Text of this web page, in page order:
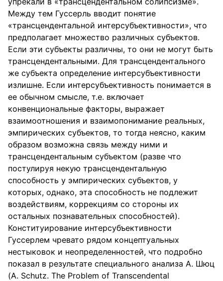
Между тем Гуссерль вводит понятие
«трансцендентальной интерсубъективности», что
предполагает множество различных субъектов.
Если эти субъекты различны, то они не могут быть
трансцендентальными. Для трансцендентального
же субъекта определение интерсубъективности
излишне. Если интерсубъективность понимается в
ее обычном смысле, т.е. включает
конвенциональные факторы, выражает
взаимоотношения и взаимопонимание реальных,
эмпирических субъектов, то тогда неясно, каким
образом возможна связь между ними и
трансцендентальным субъектом (разве что
постулируя некую трансцендентальную
способность у эмпирических субъектов, у
которых, однако, эта способность не подлежит
воздействиям, коррекциям со стороны их
остальных познавательных способностей).
Конституирование интерсубъективности
Гуссерлем чревато рядом концептуальных
нестыковок и неопределенностей, что подробно
показал в результате специального анализа А. Шюц
(A. Schutz. The Problem of Transcendental